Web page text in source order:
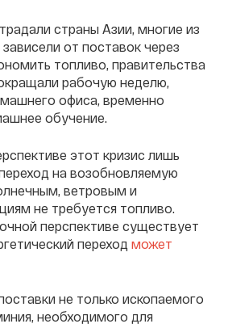
страны Азии, многие из
от поставок через
топливо, правительства
рабочую неделю,
офиса, временно
обучение.
этот кризис лишь
на возобновляемую
ветровым и
не требуется топливо.
перспективе существует
переход может
не только ископаемого
необходимого для